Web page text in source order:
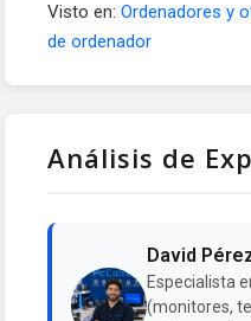
Visto en: Ordenadores y
de ordenador
Análisis de
David
Especialista
(monitores,